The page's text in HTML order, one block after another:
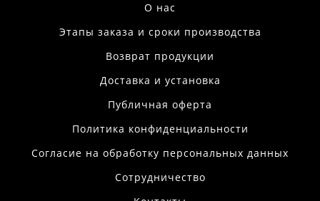
О нас
Этапы заказа и сроки производства
Возврат продукции
Доставка и установка
Публичная оферта
Политика конфиденциальности
Согласие на обработку персональных данных
Сотрудничество